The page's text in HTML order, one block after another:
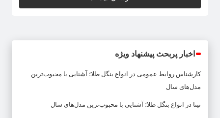
اخبار پربحث پیشنهاد ویژه
کارشناس روابط عمومی در
انواع بنگل طلا؛ آشنایی با محبوب‌ترین
مدل‌های سال
نینا در انواع بنگل طلا؛ آشنایی با محبوب‌ترین مدل‌های سال